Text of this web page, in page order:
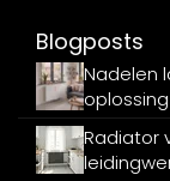
Blogposts
Nadelen
oplossing
Radiator